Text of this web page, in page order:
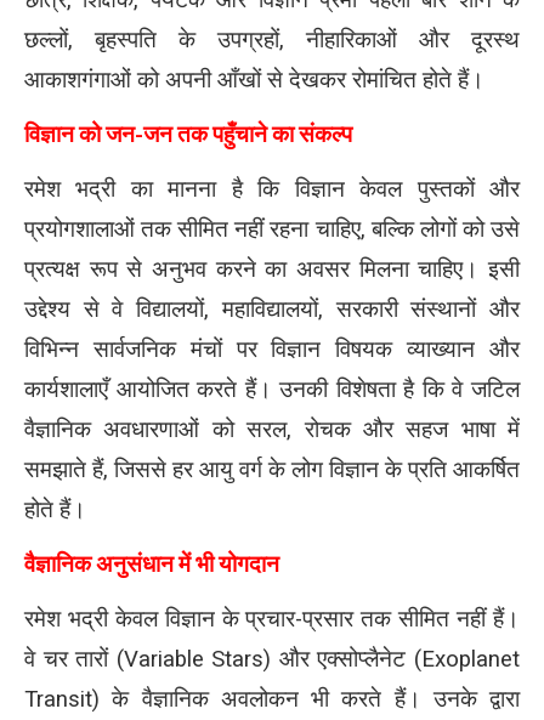
छल्लों, बृहस्पति के उपग्रहों, नीहारिकाओं और दूरस्थ
आकाशगंगाओं को अपनी आँखों से देखकर रोमांचित होते हैं।
विज्ञान को जन-जन तक पहुँचाने का संकल्प
रमेश भद्री का मानना है कि विज्ञान केवल पुस्तकों और
प्रयोगशालाओं तक सीमित नहीं रहना चाहिए, बल्कि लोगों को उसे
प्रत्यक्ष रूप से अनुभव करने का अवसर मिलना चाहिए। इसी
उद्देश्य से वे विद्यालयों, महाविद्यालयों, सरकारी संस्थानों और
विभिन्न सार्वजनिक मंचों पर विज्ञान विषयक व्याख्यान और
कार्यशालाएँ आयोजित करते हैं। उनकी विशेषता है कि वे जटिल
वैज्ञानिक अवधारणाओं को सरल, रोचक और सहज भाषा में
समझाते हैं, जिससे हर आयु वर्ग के लोग विज्ञान के प्रति आकर्षित
होते हैं।
वैज्ञानिक अनुसंधान में भी योगदान
रमेश भद्री केवल विज्ञान के प्रचार-प्रसार तक सीमित नहीं हैं।
वे चर तारों (Variable Stars) और एक्सोप्लैनेट (Exoplanet
Transit) के वैज्ञानिक अवलोकन भी करते हैं। उनके द्वारा